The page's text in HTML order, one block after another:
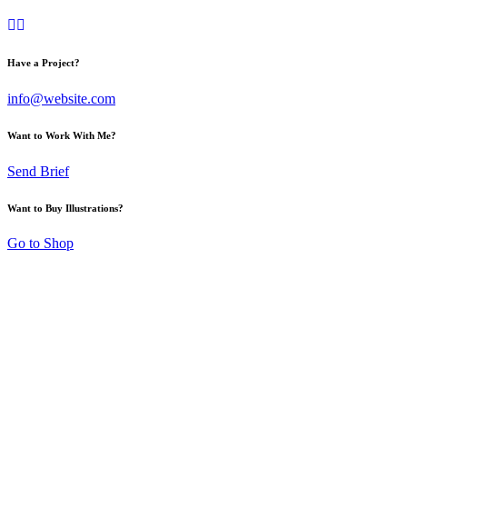
Have a Project?
info@website.com
Want to Work With Me?
Send Brief
Want to Buy Illustrations?
Go to Shop